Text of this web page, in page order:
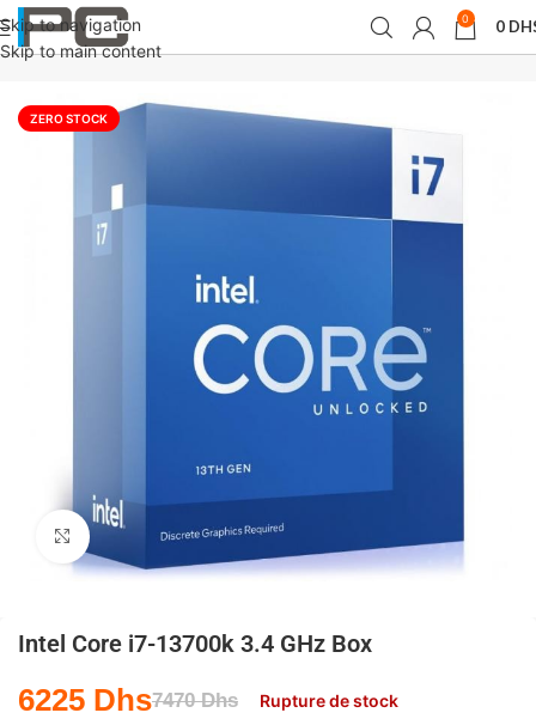
Skip to navigation
Skip to main content
0 0
Accueil Composants
ZERO STOCK
Agrandir
Intel Core i7-13700k 3.4 GHz Box
7470Dhs
6225 Dhs Rupture de stock